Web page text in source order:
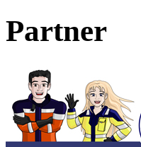
Partner